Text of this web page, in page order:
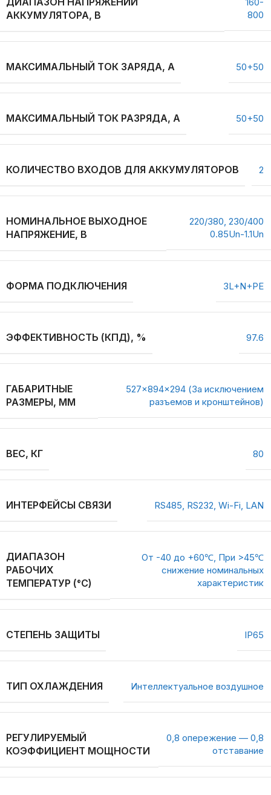
АККУМУЛЯТОРА, В
800
МАКСИМАЛЬНЫЙ ТОК ЗАРЯДА, А 50+50
МАКСИМАЛЬНЫЙ ТОК РАЗРЯДА, А 50+50
КОЛИЧЕСТВО ВХОДОВ ДЛЯ АККУМУЛЯТОРОВ 2
НОМИНАЛЬНОЕ ВЫХОДНОЕ
НАПРЯЖЕНИЕ, В
220/380, 230/400
0.85Un-1.1Un
ФОРМА ПОДКЛЮЧЕНИЯ 3L+N+PE
ЭФФЕКТИВНОСТЬ (КПД), % 97.6
ГАБАРИТНЫЕ
РАЗМЕРЫ, ММ
527x894x294 (За исключением
разъемов и кронштейнов)
ВЕС, КГ 80
ИНТЕРФЕЙСЫ СВЯЗИ RS485, RS232, Wi-Fi, LAN
ДИАПАЗОН
РАБОЧИХ
ТЕМПЕРАТУР (°C)
От -40 до +60℃, При >45℃
снижение номинальных
характеристик
СТЕПЕНЬ ЗАЩИТЫ IP65
ТИП ОХЛАЖДЕНИЯ Интеллектуальное воздушное
РЕГУЛИРУЕМЫЙ
КОЭФФИЦИЕНТ МОЩНОСТИ
0,8 опережение — 0,8
отставание